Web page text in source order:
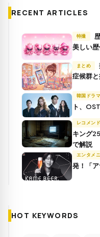
RECENT ARTICLES
特撮
美しい
まとめ
推し活依存はなぜ起きる？有名人崇拝
症候群
韓国ドラ
ト、
レコメンド
キング
で解説
エンタメ
発！「
HOT KEYWORDS